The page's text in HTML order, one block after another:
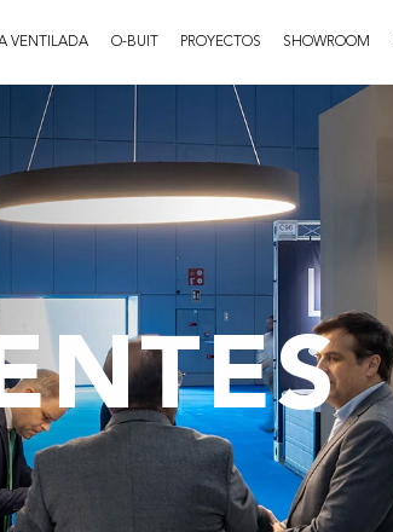
VENTILADA O-BUIT PROYECTOS SHOWROOM